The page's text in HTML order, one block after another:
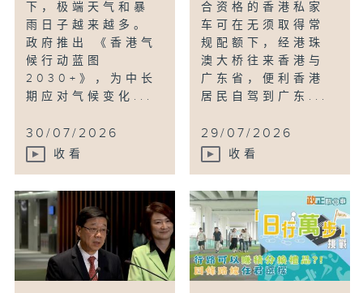
下，极端天气和暴
雨日子越来越多。
政府推出 《香港气
候行动蓝图
2030+》，为中长
期应对气候变化...
30/07/2026
收看
合资格的香港私家
车可在无须取得常
规配额下，经港珠
澳大桥往来香港与
广东省，便利香港
居民自驾到广东...
29/07/2026
收看